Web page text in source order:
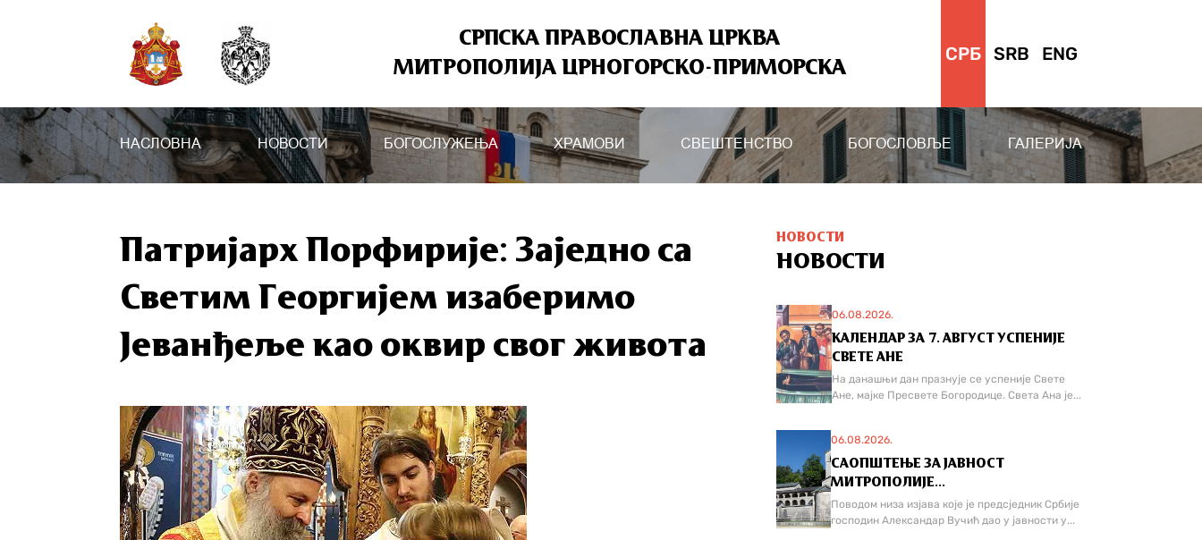
СРПСКА ПРАВОСЛАВНА ЦРКВА
МИТРОПОЛИЈА ЦРНОГОРСКО-ПРИМОРСКА
СРБ SRB ENG
НАСЛОВНА НОВОСТИ БОГОСЛУЖЕЊА ХРАМОВИ СВЕШТЕНСТВО БОГОСЛОВЉЕ ГАЛЕРИЈА
Патријарх Порфирије: Заједно са
Светим Георгијем изаберимо
Јеванђеље као оквир свог живота
НОВОСТИ
НОВОСТИ
06.08.2026.
КАЛЕНДАР ЗА 7. АВГУСТ УСПЕНИЈЕ
СВЕТЕ АНЕ
На данашњи дан празнује се успеније Свете
Ане, мајке Пресвете Богородице. Света Ана је...
06.08.2026.
САОПШТЕЊЕ ЗА ЈАВНОСТ
МИТРОПОЛИЈЕ...
Поводом низа изјава које је предсједник Србије
господин Александар Вучић дао у јавности у...